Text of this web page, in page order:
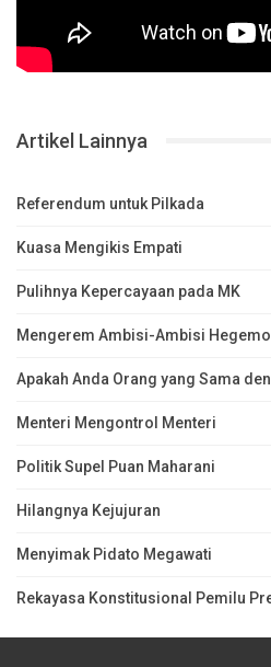
Artikel Lainnya
Referendum untuk Pilkada
Kuasa Mengikis Empati
Pulihnya Kepercayaan pada MK
Mengerem Ambisi-Ambisi
Apakah Anda Orang yang Sama
Menteri Mengontrol Menteri
Politik Supel Puan Maharani
Hilangnya Kejujuran
Menyimak Pidato Megawati
Rekayasa Konstitusional Pemilu